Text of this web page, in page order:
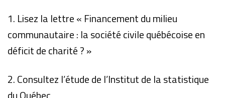
1. Lisez la lettre « Financement du milieu
communautaire : la société civile québécoise en
déficit de charité ? »
2. Consultez l’étude de l’Institut de la statistique